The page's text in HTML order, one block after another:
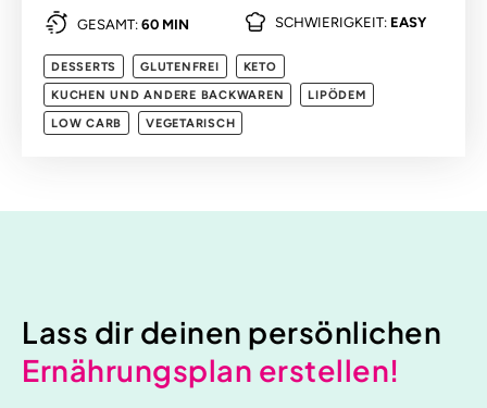
GESAMT: 60 MIN SCHWIERIGKEIT: EASY
DESSERTS GLUTENFREI
KETO
KUCHEN UND ANDERE BACKWAREN
LIPÖDEM
LOW CARB
VEGETARISCH
Lass dir deinen persönlichen
Ernährungsplan erstellen!